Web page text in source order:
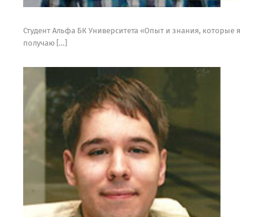
Студент Альфа БК Университета «Опыт и знания, которые я
получаю […]